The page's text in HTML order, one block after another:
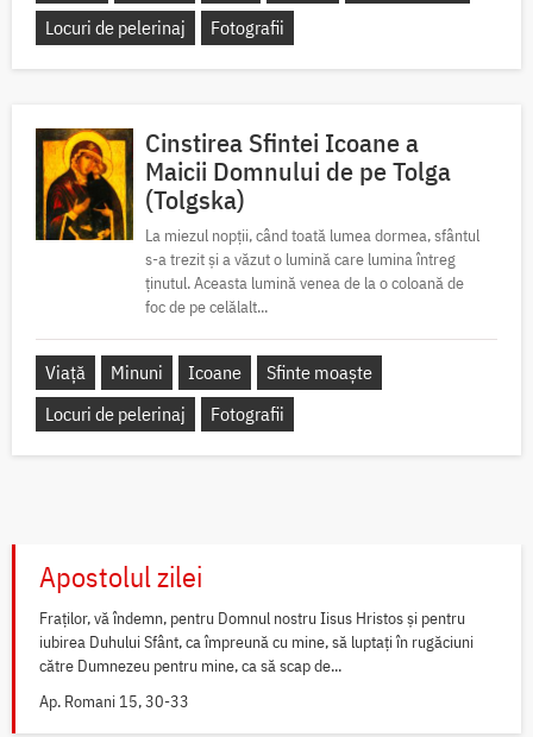
Locuri de pelerinaj
Fotografii
Cinstirea Sfintei Icoane a
Maicii Domnului de pe Tolga
(Tolgska)
La miezul nopții, când toată lumea dormea, sfântul
s-a trezit și a văzut o lumină care lumina întreg
ținutul. Aceasta lumină venea de la o coloană de
foc de pe celălalt...
Viață Minuni Icoane
Sfinte moaște
Locuri de pelerinaj
Fotografii
Apostolul zilei
Fraților, vă îndemn, pentru Domnul nostru Iisus Hristos și pentru
iubirea Duhului Sfânt, ca împreună cu mine, să luptați în rugăciuni
către Dumnezeu pentru mine, ca să scap de...
Ap. Romani 15, 30-33